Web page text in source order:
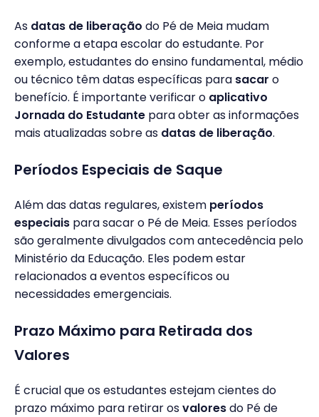
As datas de liberação do Pé de Meia mudam
conforme a etapa escolar do estudante. Por
exemplo, estudantes do ensino fundamental, médio
ou técnico têm datas específicas para sacar o
benefício. É importante verificar o aplicativo
Jornada do Estudante para obter as informações
mais atualizadas sobre as datas de liberação.
Períodos Especiais de Saque
Além das datas regulares, existem períodos
especiais para sacar o Pé de Meia. Esses períodos
são geralmente divulgados com antecedência pelo
Ministério da Educação. Eles podem estar
relacionados a eventos específicos ou
necessidades emergenciais.
Prazo Máximo para Retirada dos
Valores
É crucial que os estudantes estejam cientes do
prazo máximo para retirar osvaloresdo Pé de